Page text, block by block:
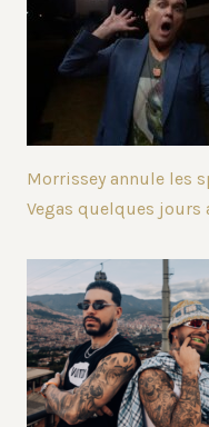
Morrissey annule les
Vegas quelques jours